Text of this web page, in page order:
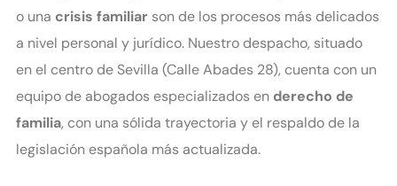
o una crisis familiar son de los procesos más delicados
a nivel personal y jurídico. Nuestro despacho, situado
en el centro de Sevilla (Calle Abades 28), cuenta con un
equipo de abogados especializados en derecho de
familia, con una sólida trayectoria y el respaldo de la
legislación española más actualizada.